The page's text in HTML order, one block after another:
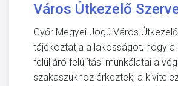
Város Útkezelő
Győr Megyei Jogú Város
tájékoztatja a lakosságot, hogy a
felüljáró felújítási munkálatai a
szakaszukhoz érkeztek, a